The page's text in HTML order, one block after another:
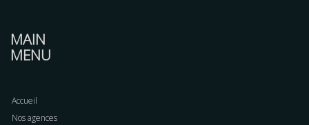
MAIN
MENU
Accueil
Nos agences